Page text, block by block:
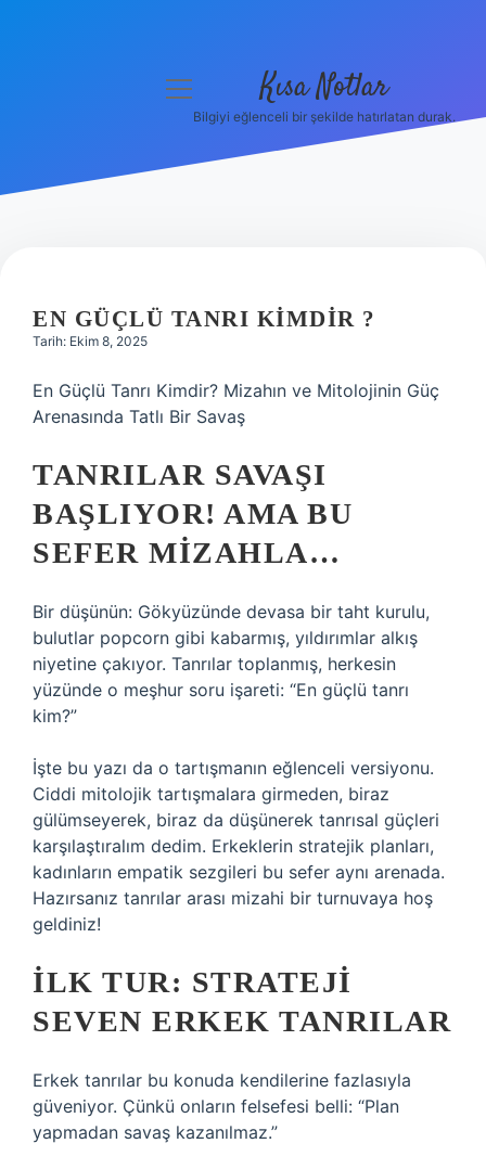
Hakkımızda
menüyü
Kısa Notlar
Bilgiyi eğlenceli bir şekilde hatırlatan durak.
EN GÜÇLÜ TANRI KIMDIR ?
Tarih: Ekim 8, 2025
En Güçlü Tanrı Kimdir? Mizahın ve Mitolojinin Güç
Arenasında Tatlı Bir Savaş
TANRILAR SAVAŞI
BAŞLIYOR! AMA BU
SEFER MIZAHLA…
Bir düşünün: Gökyüzünde devasa bir taht kurulu,
bulutlar popcorn gibi kabarmış, yıldırımlar alkış
niyetine çakıyor. Tanrılar toplanmış, herkesin
yüzünde o meşhur soru işareti: “En güçlü tanrı
kim?”
İşte bu yazı da o tartışmanın eğlenceli versiyonu.
Ciddi mitolojik tartışmalara girmeden, biraz
gülümseyerek, biraz da düşünerek tanrısal güçleri
karşılaştıralım dedim. Erkeklerin stratejik planları,
kadınların empatik sezgileri bu sefer aynı arenada.
Hazırsanız tanrılar arası mizahi bir turnuvaya hoş
geldiniz!
İLK TUR: STRATEJI
SEVEN ERKEK TANRILAR
Erkek tanrılar bu konuda kendilerine fazlasıyla
güveniyor. Çünkü onların felsefesi belli: “Plan
yapmadan savaş kazanılmaz.”